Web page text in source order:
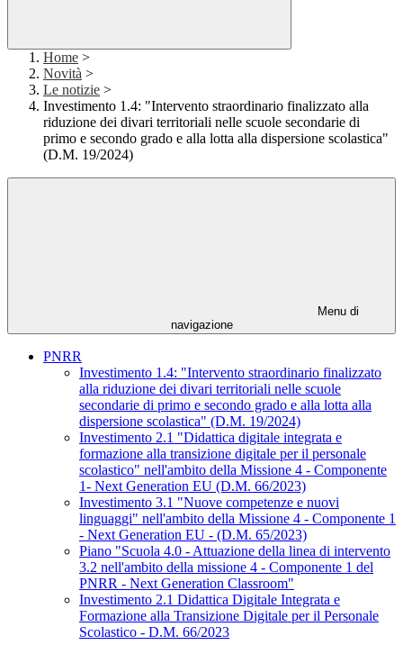
Home >
Novità >
Le notizie >
Investimento 1.4: "Intervento straordinario finalizzato alla
riduzione dei divari territoriali nelle scuole secondarie di
primo e secondo grado e alla lotta alla dispersione scolastica"
(D.M. 19/2024)
Menu di
navigazione
PNRR
Investimento 1.4: "Intervento straordinario finalizzato
alla riduzione dei divari territoriali nelle scuole
secondarie di primo e secondo grado e alla lotta alla
dispersione scolastica" (D.M. 19/2024)
Investimento 2.1 "Didattica digitale integrata e
formazione alla transizione digitale per il personale
scolastico" nell'ambito della Missione 4 - Componente
1- Next Generation EU (D.M. 66/2023)
Investimento 3.1 "Nuove competenze e nuovi
linguaggi" nell'ambito della Missione 4 - Componente 1
- Next Generation EU - (D.M. 65/2023)
Piano "Scuola 4.0 - Attuazione della linea di intervento
3.2 nell'ambito della missione 4 - Componente 1 del
PNRR - Next Generation Classroom"
Investimento 2.1 Didattica Digitale Integrata e
Formazione alla Transizione Digitale per il Personale
Scolastico - D.M. 66/2023